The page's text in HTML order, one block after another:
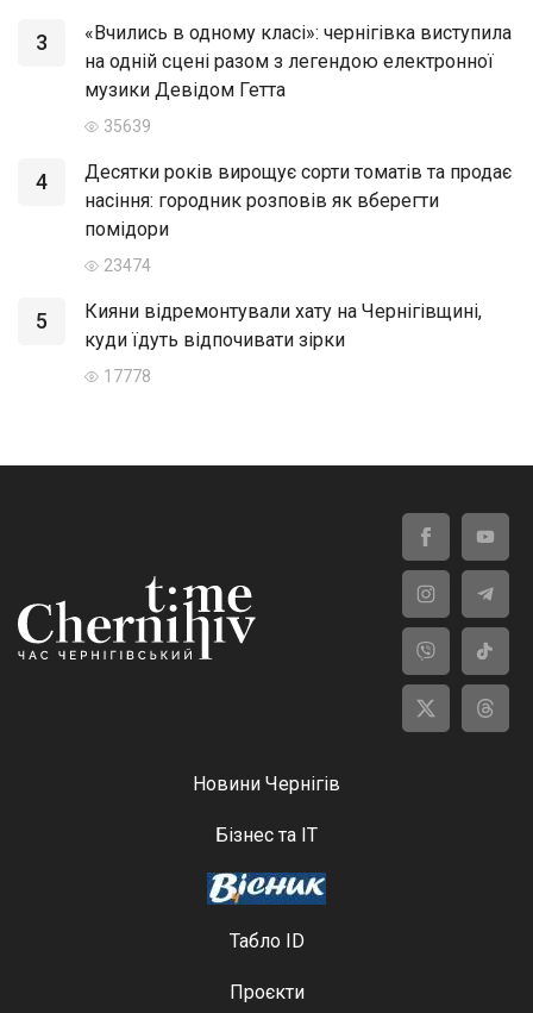
3
«Вчились в одному класі»: чернігівка виступила
на одній сцені разом з легендою електронної
музики Девідом Гетта
35639
4
Десятки років вирощує сорти томатів та продає
насіння: городник розповів як вберегти
помідори
23474
5
Кияни відремонтували хату на Чернігівщині,
куди їдуть відпочивати зірки
17778
Новини Чернігів
Бізнес та ІТ
Табло ID
Проєкти